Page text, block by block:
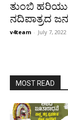
ತುಂಬಿ
ನದಿಪಾತ್ರದ
v4team - July 7, 2022
MOST READ